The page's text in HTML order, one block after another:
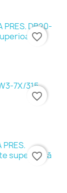
favorite_border
favorite_border
favorite_border